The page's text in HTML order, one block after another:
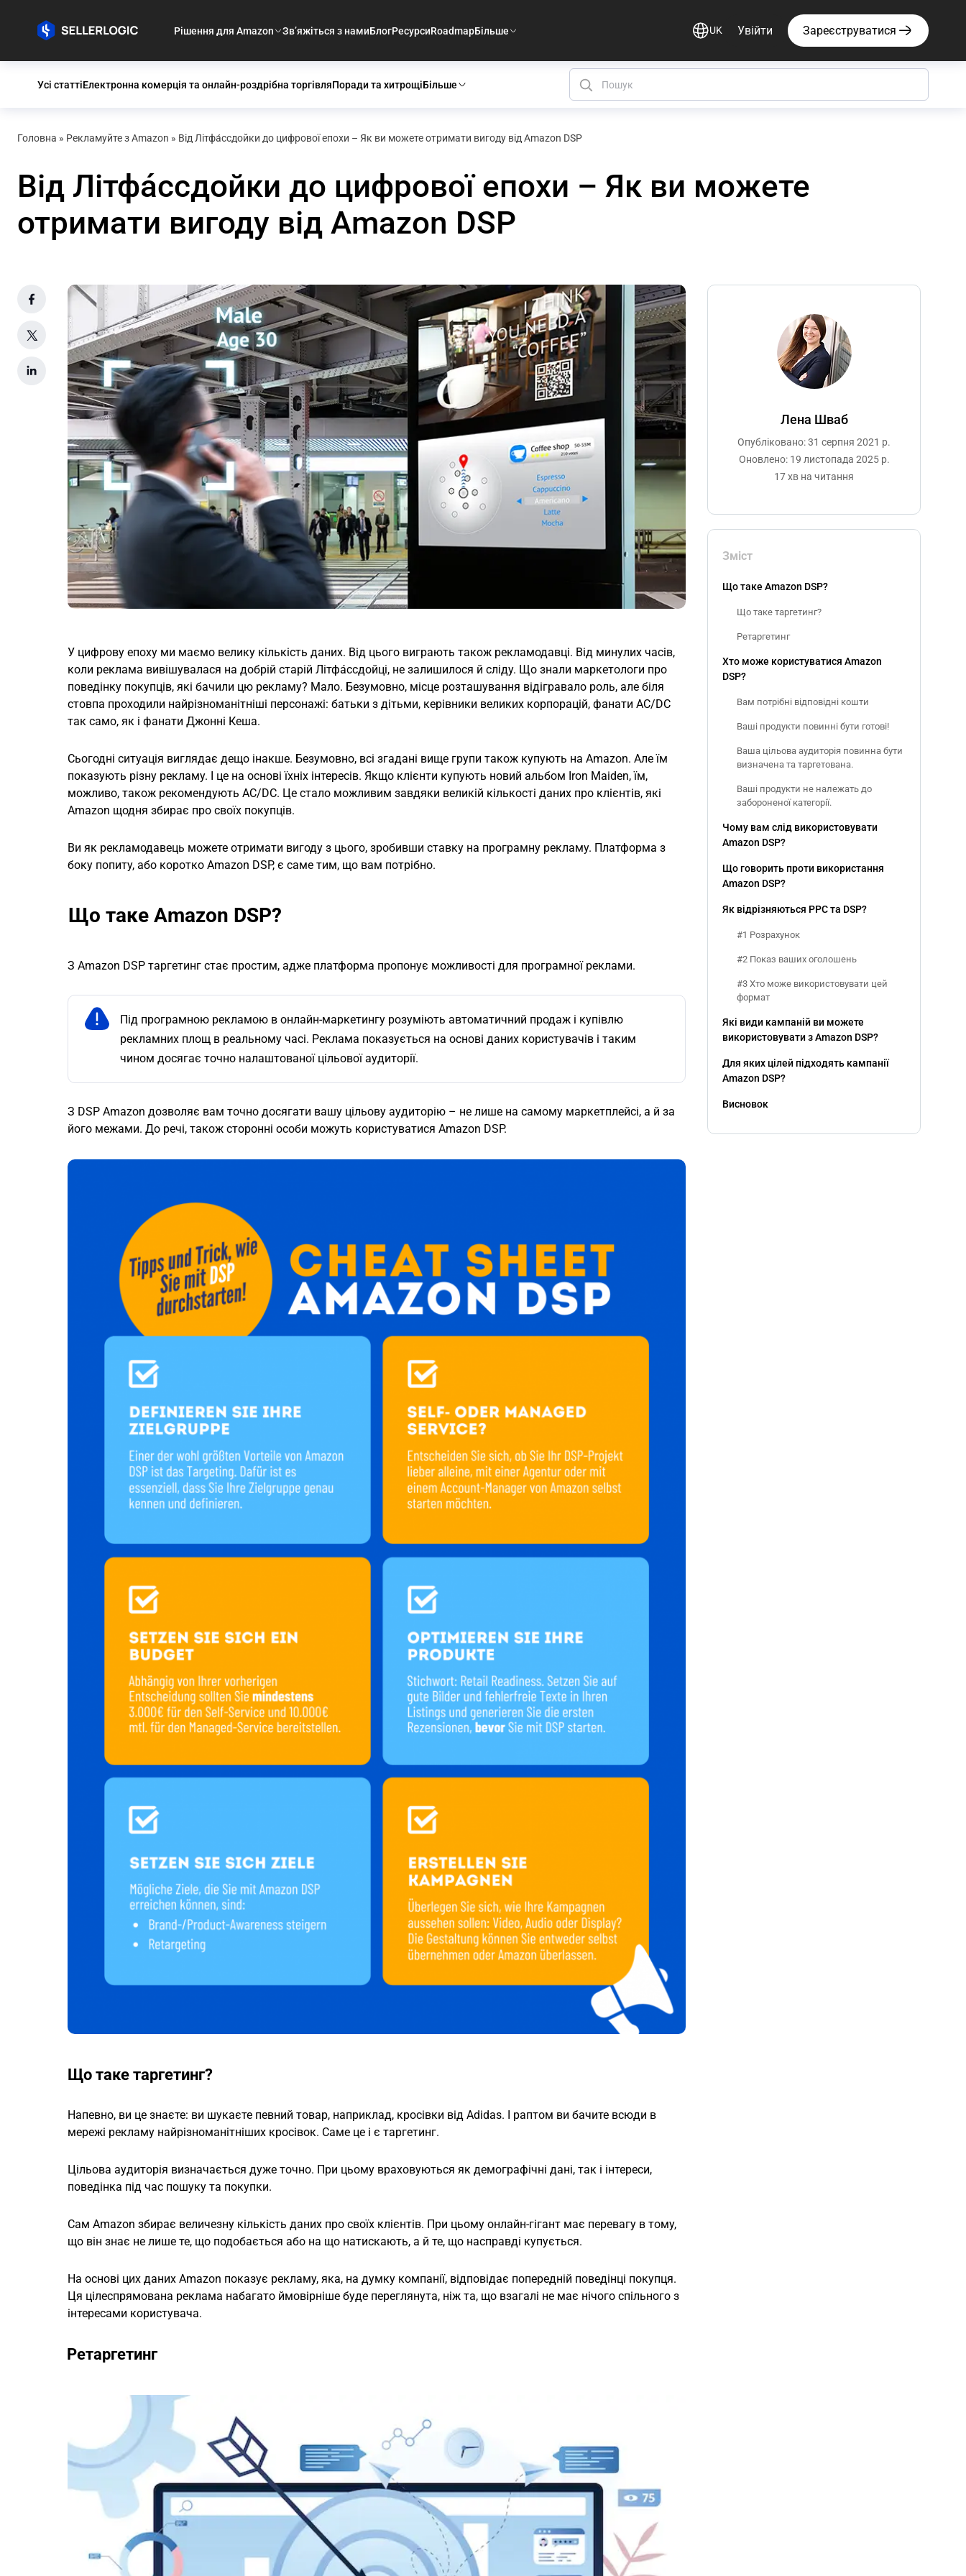
Рішення для Amazon Зв’яжіться з намиБлогРесурсиRoadmapБільше UK Увійти Зареєструватися
Усі статтіЕлектронна комерція та онлайн-роздрібна торгівляПоради та хитрощіБільше
Головна » Рекламуйте з Amazon » Від Літфа́ссдойки до цифрової епохи – Як ви можете отримати вигоду від Amazon DSP
Від Літфа́ссдойки до цифрової епохи – Як ви можете
отримати вигоду від Amazon DSP
Лена Шваб
Опубліковано: 31 серпня 2021 р.
Оновлено: 19 листопада 2025 р.
17 хв на читання
Зміст
Що таке Amazon DSP?
Що таке таргетинг?
Ретаргетинг
Хто може користуватися Amazon
DSP?
Вам потрібні відповідні кошти
Ваші продукти повинні бути готові!
Ваша цільова аудиторія повинна бути
визначена та таргетована.
Ваші продукти не належать до
забороненої категорії.
Чому вам слід використовувати
Amazon DSP?
Що говорить проти використання
Amazon DSP?
Як відрізняються PPC та DSP?
#1 Розрахунок
#2 Показ ваших оголошень
#3 Хто може використовувати цей
формат
Які види кампаній ви можете
використовувати з Amazon DSP?
Для яких цілей підходять кампанії
Amazon DSP?
Висновок
У цифрову епоху ми маємо велику кількість даних. Від цього виграють також рекламодавці. Від минулих часів,
коли реклама вивішувалася на добрій старій Літфа́ссдойці, не залишилося й сліду. Що знали маркетологи про
поведінку покупців, які бачили цю рекламу? Мало. Безумовно, місце розташування відігравало роль, але біля
стовпа проходили найрізноманітніші персонажі: батьки з дітьми, керівники великих корпорацій, фанати AC/DC
так само, як і фанати Джонні Кеша.
Сьогодні ситуація виглядає дещо інакше. Безумовно, всі згадані вище групи також купують на Amazon. Але їм
показують різну рекламу. І це на основі їхніх інтересів. Якщо клієнти купують новий альбом Iron Maiden, їм,
можливо, також рекомендують AC/DC. Це стало можливим завдяки великій кількості даних про клієнтів, які
Amazon щодня збирає про своїх покупців.
Ви як рекламодавець можете отримати вигоду з цього, зробивши ставку на програмну рекламу. Платформа з
боку попиту, або коротко Amazon DSP, є саме тим, що вам потрібно.
Що таке Amazon DSP?
З Amazon DSP таргетинг стає простим, адже платформа пропонує можливості для програмної реклами.
Під програмною рекламою в онлайн-маркетингу розуміють автоматичний продаж і купівлю
рекламних площ в реальному часі. Реклама показується на основі даних користувачів і таким
чином досягає точно налаштованої цільової аудиторії.
З DSP Amazon дозволяє вам точно досягати вашу цільову аудиторію – не лише на самому маркетплейсі, а й за
його межами. До речі, також сторонні особи можуть користуватися Amazon DSP.
Що таке таргетинг?
Напевно, ви це знаєте: ви шукаєте певний товар, наприклад, кросівки від Adidas. І раптом ви бачите всюди в
мережі рекламу найрізноманітніших кросівок. Саме це і є таргетинг.
Цільова аудиторія визначається дуже точно. При цьому враховуються як демографічні дані, так і інтереси,
поведінка під час пошуку та покупки.
Сам Amazon збирає величезну кількість даних про своїх клієнтів. При цьому онлайн-гігант має перевагу в тому,
що він знає не лише те, що подобається або на що натискають, а й те, що насправді купується.
На основі цих даних Amazon показує рекламу, яка, на думку компанії, відповідає попередній поведінці покупця.
Ця цілеспрямована реклама набагато ймовірніше буде переглянута, ніж та, що взагалі не має нічого спільного з
інтересами користувача.
Ретаргетинг